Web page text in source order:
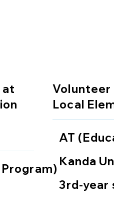
at
Volunteer
Local
AT
Kanda
3rd-year